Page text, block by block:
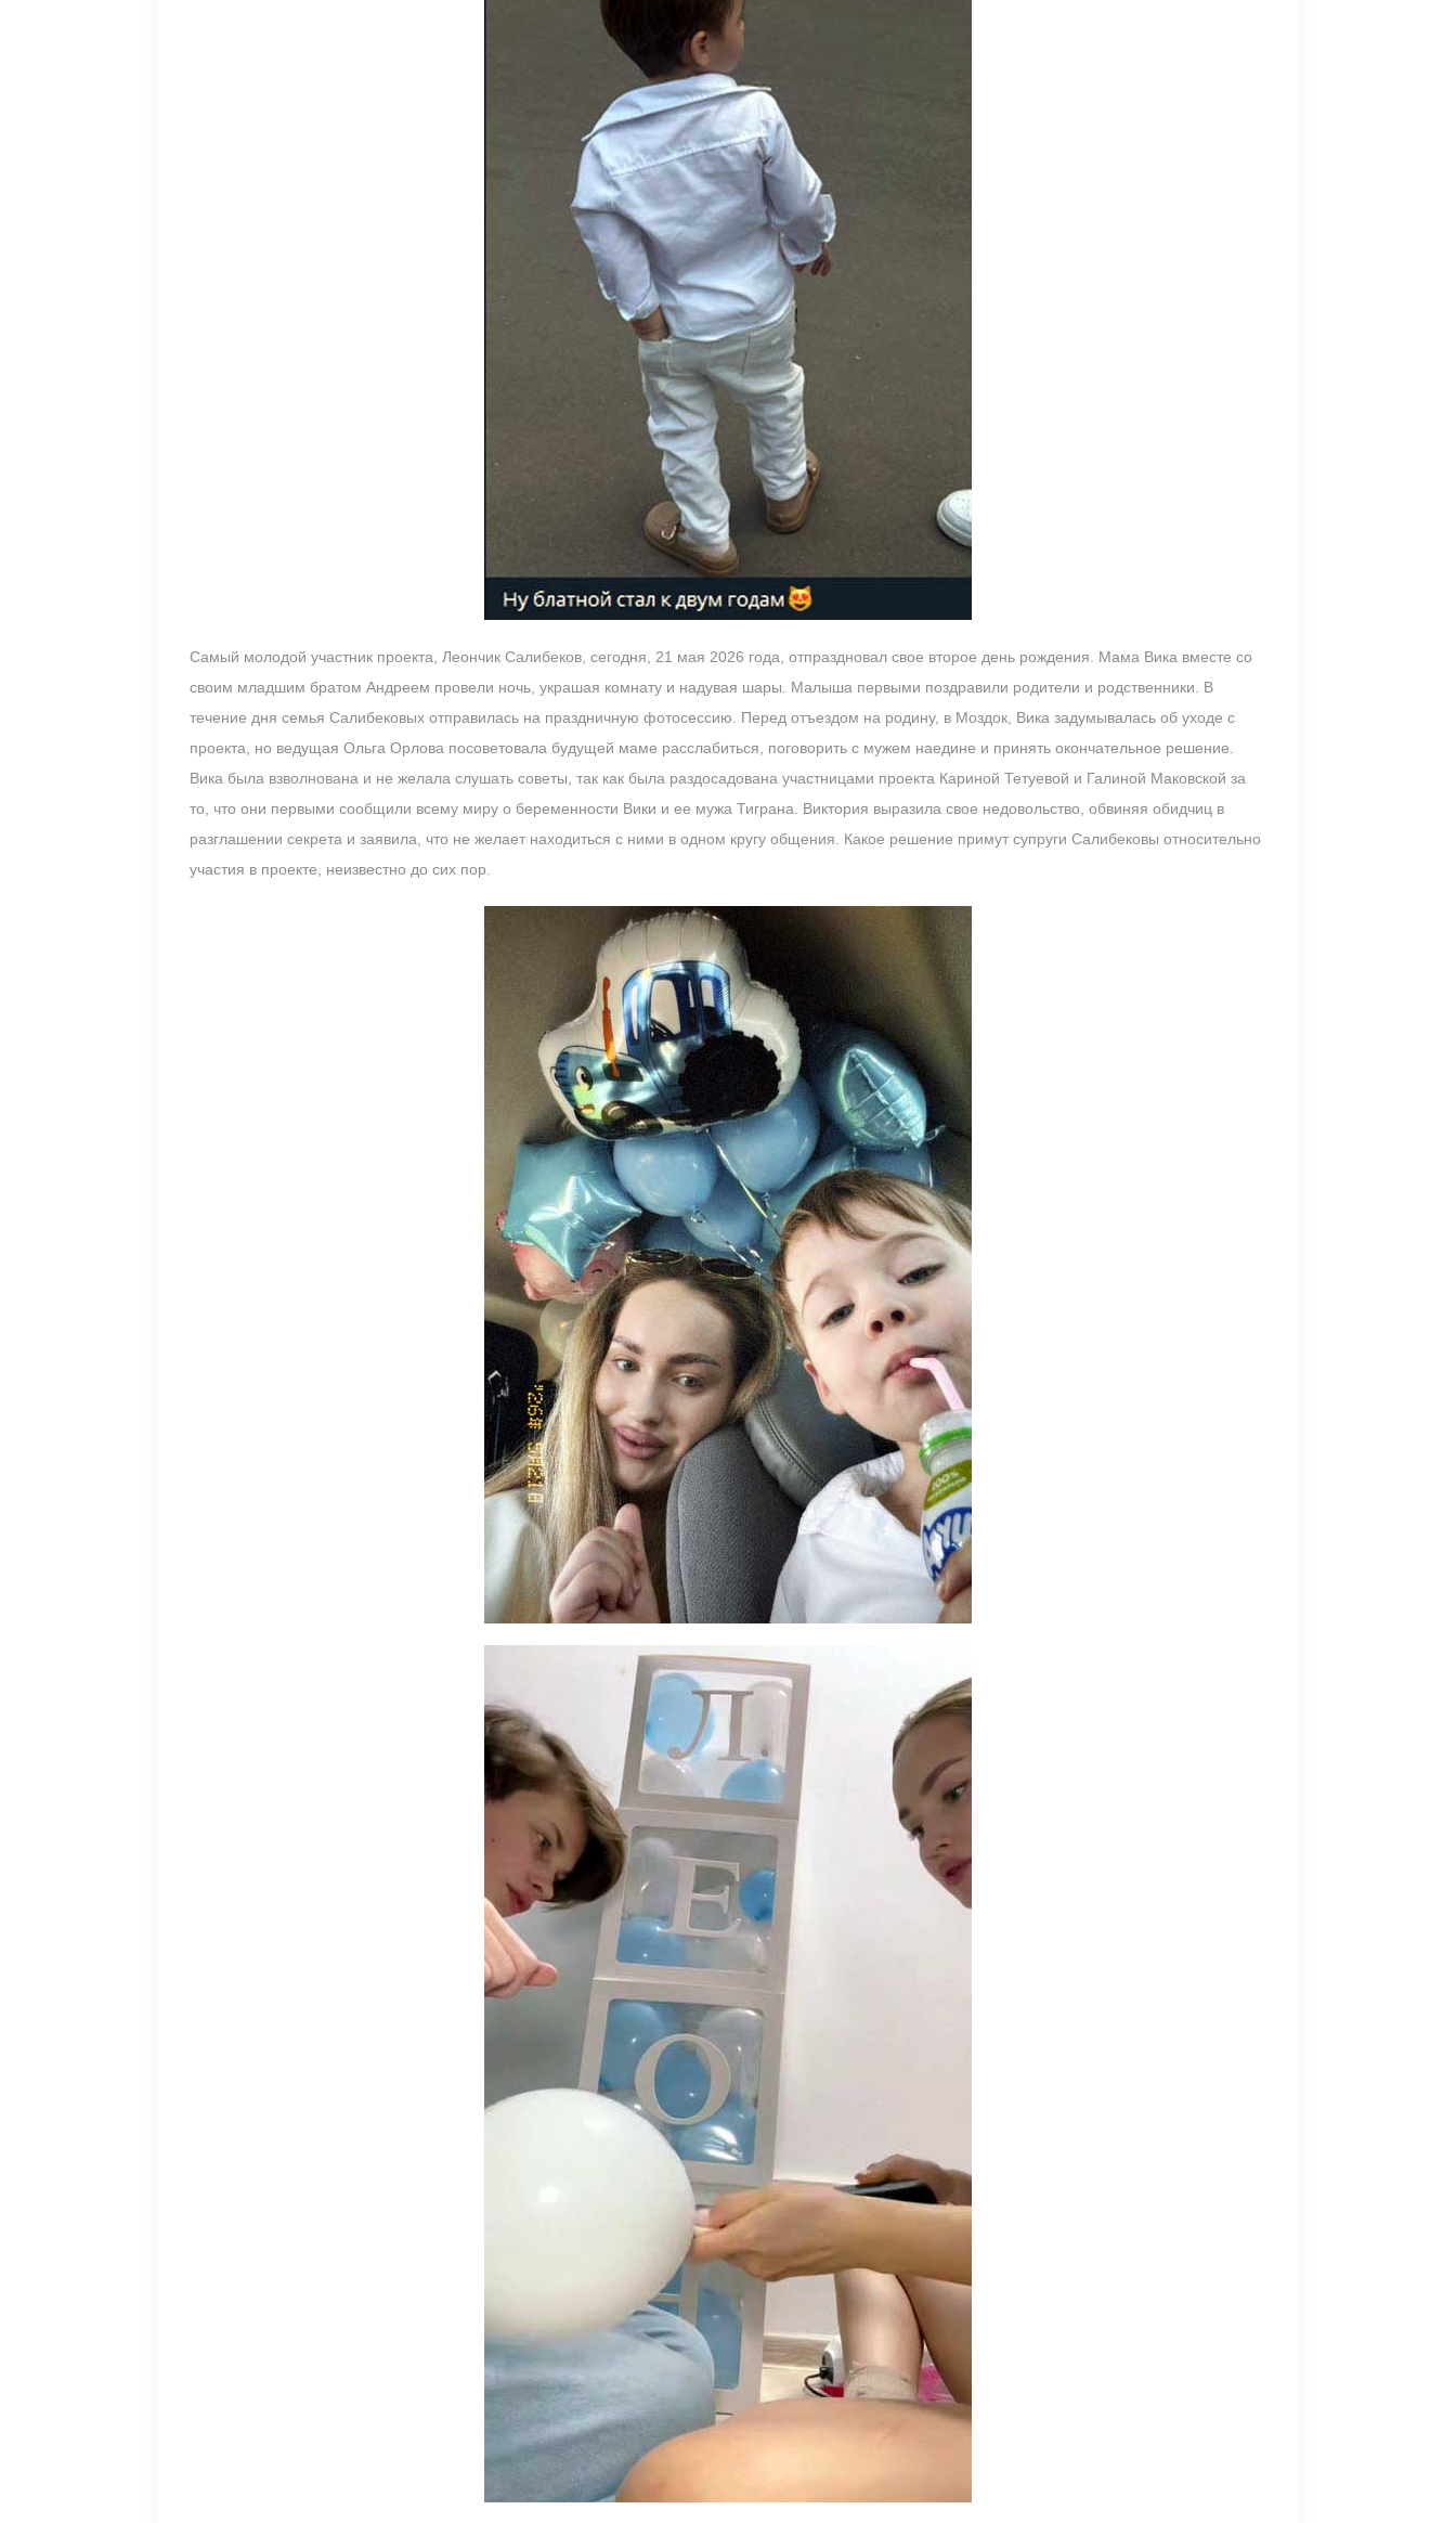
Самый молодой участник проекта, Леончик Салибеков, сегодня, 21 мая 2026 года, отпраздновал свое второе день рождения. Мама Вика вместе со
своим младшим братом Андреем провели ночь, украшая комнату и надувая шары. Малыша первыми поздравили родители и родственники. В
течение дня семья Салибековых отправилась на праздничную фотосессию. Перед отъездом на родину, в Моздок, Вика задумывалась об уходе с
проекта, но ведущая Ольга Орлова посоветовала будущей маме расслабиться, поговорить с мужем наедине и принять окончательное решение.
Вика была взволнована и не желала слушать советы, так как была раздосадована участницами проекта Кариной Тетуевой и Галиной Маковской за
то, что они первыми сообщили всему миру о беременности Вики и ее мужа Тиграна. Виктория выразила свое недовольство, обвиняя обидчиц в
разглашении секрета и заявила, что не желает находиться с ними в одном кругу общения. Какое решение примут супруги Салибековы относительно
участия в проекте, неизвестно до сих пор.